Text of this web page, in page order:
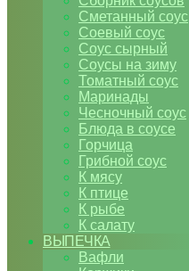
Сметанный соус
Соевый соус
Соус сырный
Соусы на зиму
Томатный соус
Маринады
Чесночный соус
Блюда в соусе
Горчица
Грибной соус
К мясу
К птице
К рыбе
К салату
ВЫПЕЧКА
Вафли